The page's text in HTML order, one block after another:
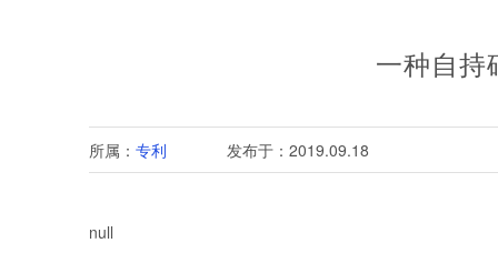
一种自持
所属： 专利 发布于：2019.09.18
null